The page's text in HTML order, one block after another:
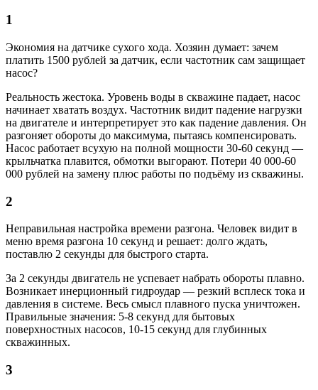
1
Экономия на датчике сухого хода. Хозяин думает: зачем
платить 1500 рублей за датчик, если частотник сам защищает
насос?
Реальность жестока. Уровень воды в скважине падает, насос
начинает хватать воздух. Частотник видит падение нагрузки
на двигателе и интерпретирует это как падение давления. Он
разгоняет обороты до максимума, пытаясь компенсировать.
Насос работает всухую на полной мощности 30-60 секунд —
крыльчатка плавится, обмотки выгорают. Потери 40 000-60
000 рублей на замену плюс работы по подъёму из скважины.
2
Неправильная настройка времени разгона. Человек видит в
меню время разгона 10 секунд и решает: долго ждать,
поставлю 2 секунды для быстрого старта.
За 2 секунды двигатель не успевает набрать обороты плавно.
Возникает инерционный гидроудар — резкий всплеск тока и
давления в системе. Весь смысл плавного пуска уничтожен.
Правильные значения: 5-8 секунд для бытовых
поверхностных насосов, 10-15 секунд для глубинных
скважинных.
3